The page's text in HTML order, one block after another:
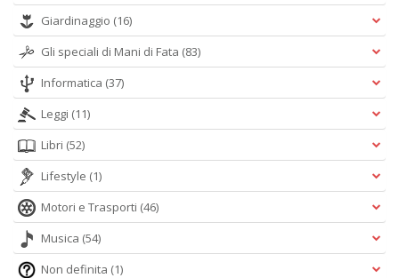
Giardinaggio (16)
Gli speciali di Mani di Fata (83)
Informatica (37)
Leggi (11)
Libri (52)
Lifestyle (1)
Motori e Trasporti (46)
Musica (54)
Non definita (1)